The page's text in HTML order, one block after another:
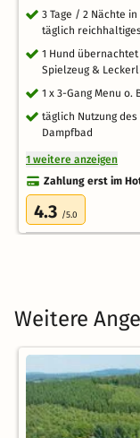
3 Tage / 2 Nächte
täglich
1 Hund
Spielzeug &
1 x 3-Gang Menu
täglich Nutzung
Dampfbad
1 weitere anzeigen
Zahlung erst im
4.3 /5.0
Weitere